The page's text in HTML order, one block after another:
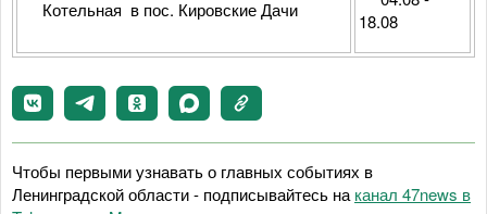
Котельная в пос. Кировские Дачи
18.08
Чтобы первыми узнавать о главных событиях в
Ленинградской области - подписывайтесь на канал 47news в